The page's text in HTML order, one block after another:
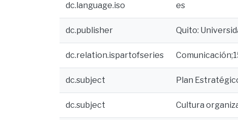
dc.language.iso es
dc.publisher Quito:
dc.relation.ispartofseries
dc.subject Plan
dc.subject Cultura